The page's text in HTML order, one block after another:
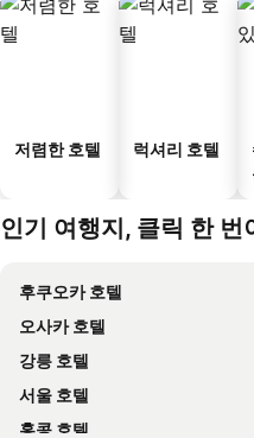
저렴한 호텔 럭셔리 호텔
인기 여행지, 클릭 한
후쿠오카 호텔
오사카 호텔
강릉 호텔
서울 호텔
홍콩 호텔